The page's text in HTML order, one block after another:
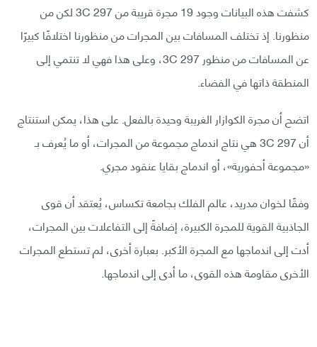
كشفت هذه البيانات وجود 19 مجرة قريبة من 3C 297 لكن من
منظورنا. إذ تختلف المسافات بين المجرات من منظورنا اختلافًا كبيرًا
عن المسافات من منظور 3C 297، وعلى هذا فهي لا تنتمي إلى
المنطقة ذاتها في الفضاء.
اتضح أن مجرة الكوازار الغريبة وحيدة بالفعل. على هذا، يمكن استنتاج
أن 3C 297 هي نتاج اندماج مجموعة من المجرات، أو ما يُعرف بـ
«مجموعة أحفورية»، أو اندماج بقايا عنقود مجري.
وفقًا لخوان مدريد، عالم الفلك بجامعة تكساس، يُعتقد أن قوى
الجاذبية القوية للمجرة الكبيرة، إضافةً إلى التفاعلات بين المجرات،
أدت إلى اندماجها مع المجرة الأكبر. بعبارة أخرى، لم تستطع المجرات
الأخرى مقاومة هذه القوى، ما أدى إلى اندماجها.